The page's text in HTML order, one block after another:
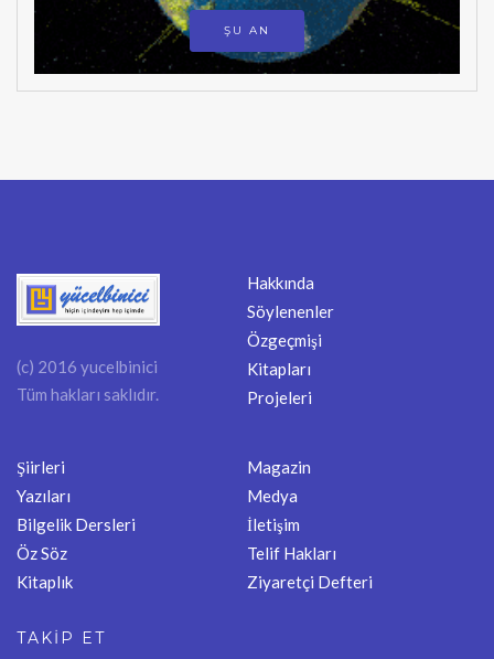
ŞU AN
(c) 2016 yucelbinici
Tüm hakları saklıdır.
Hakkında
Söylenenler
Özgeçmişi
Kitapları
Projeleri
Şiirleri
Yazıları
Bilgelik Dersleri
Öz Söz
Kitaplık
Magazin
Medya
İletişim
Telif Hakları
Ziyaretçi Defteri
TAKİP ET